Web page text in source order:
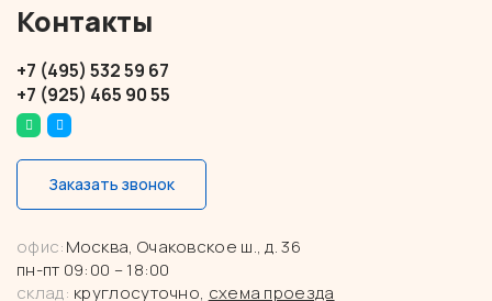
Контакты
+7 (495) 532 59 67
+7 (925) 465 90 55
Заказать звонок
офис:Москва, Очаковское ш., д. 36
пн-пт 09:00 – 18:00
склад: круглосуточно, схема проезда